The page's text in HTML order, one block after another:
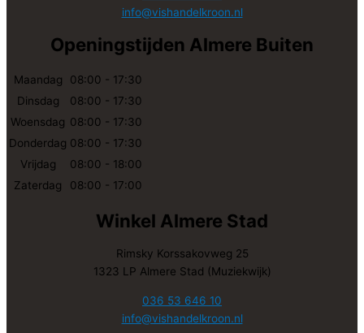
info@vishandelkroon.nl
Openingstijden Almere Buiten
Maandag
08:00 - 17:30
Dinsdag
08:00 - 17:30
Woensdag 08:00 - 17:30
Donderdag 08:00 - 17:30
Vrijdag
08:00 - 18:00
Zaterdag
08:00 - 17:00
Winkel Almere Stad
Rimsky Korssakovweg 25
1323 LP Almere Stad (Muziekwijk)
036 53 646 10
info@vishandelkroon.nl